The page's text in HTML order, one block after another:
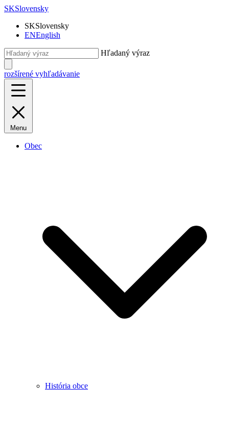
SKSlovensky
SKSlovensky
ENEnglish
Hľadaný výraz
rozšírené vyhľadávanie
Menu
Obec
História obce